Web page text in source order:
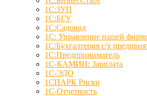
1С:ЗУП
1С:БГУ
1С:Садовод
1С: Управление нашей
1С:Бухгалтерия с/х
1С:Предприниматель
1С-КАМИН: Зарплата
1С-ЭДО
1СПАРК Риски
1С-Отчетность